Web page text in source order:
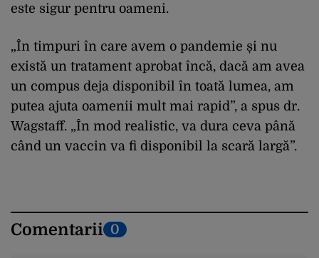
este sigur pentru oameni.
„În timpuri în care avem o pandemie și nu
există un tratament aprobat încă, dacă am avea
un compus deja disponibil în toată lumea, am
putea ajuta oamenii mult mai rapid”, a spus dr.
Wagstaff. „În mod realistic, va dura ceva până
când un vaccin va fi disponibil la scară largă”.
Comentarii 0